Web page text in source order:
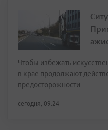
Чтобы избежать
в крае продолжают
предосторожности
сегодня, 09:24